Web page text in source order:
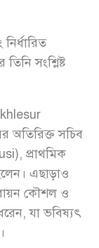
সংশ্লিষ্ট
অতিরিক্ত সচিব
প্রাথমিক
এছাড়াও
কৌশল ও
যা ভবিষ্যৎ